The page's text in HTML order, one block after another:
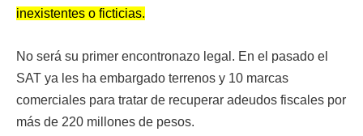
inexistentes o ficticias.
No será su primer encontronazo legal. En el pasado el
SAT ya les ha embargado terrenos y 10 marcas
comerciales para tratar de recuperar adeudos fiscales por
más de 220 millones de pesos.